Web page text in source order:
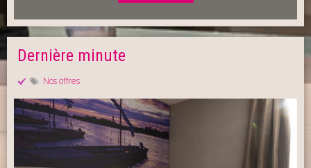
Dernière minute
Nos offres